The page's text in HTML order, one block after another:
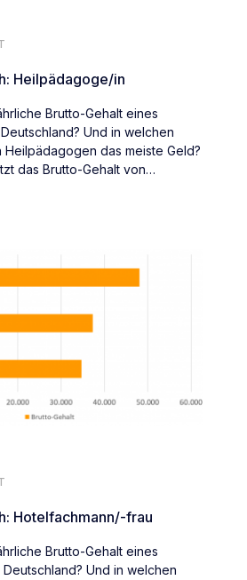
Heilpädagoge/in
Brutto-Gehalt eines
Und in welchen
das meiste Geld?
das Brutto-Gehalt von
Hotelfachmann/-frau
Brutto-Gehalt eines
Und in welchen